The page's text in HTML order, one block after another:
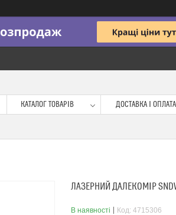
КАТАЛОГ ТОВАРІВ ДОСТАВКА І ОПЛАТА
ЛАЗЕРНИЙ ДАЛЕКОМІР
В наявності Код: 4715306